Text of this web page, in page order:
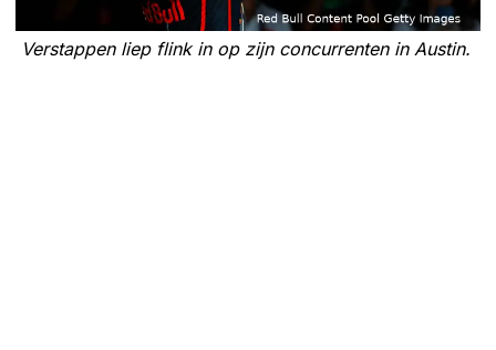
Verstappen liep flink in op zijn concurrenten in Austin.